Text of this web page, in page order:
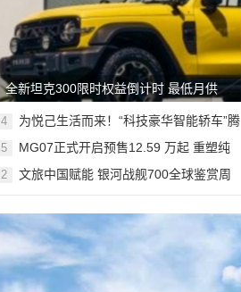
全新坦克300限时权益倒计时 最低月供
382元解锁人生大玩具
4
为悦己生活而来！“科技豪华智能轿车”腾
5
MG07正式开启预售12.59 万起 重塑纯
2
文旅中国赋能 银河战舰700全球鉴赏周